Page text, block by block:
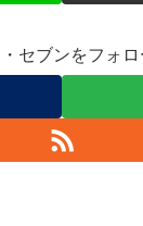
セブンをフォ